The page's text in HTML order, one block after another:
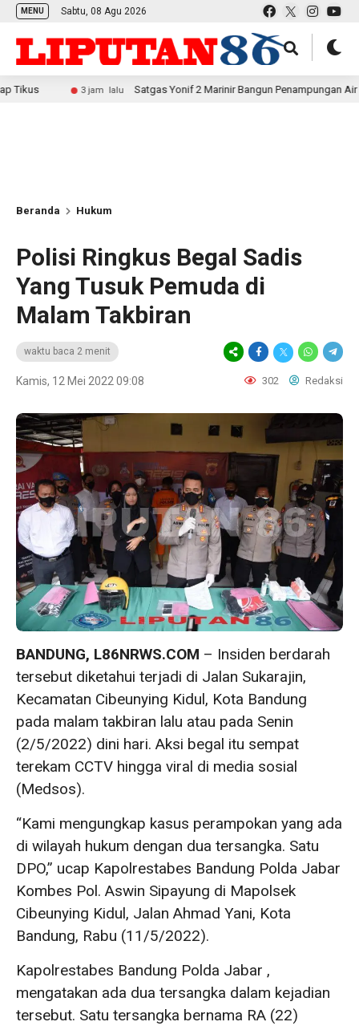
MENU Sabtu, 08 Agu 2026
3 jam lalu Satgas Yonif 2 Marinir Bangun Penampungan Air Bersama
Beranda Hukum
Polisi Ringkus Begal Sadis
Yang Tusuk Pemuda di
Malam Takbiran
waktu baca 2 menit
Kamis, 12 Mei 2022 09:08 302 Redaksi
BANDUNG, L86NRWS.COM – Insiden berdarah
tersebut diketahui terjadi di Jalan Sukarajin,
Kecamatan Cibeunying Kidul, Kota Bandung
pada malam takbiran lalu atau pada Senin
(2/5/2022) dini hari. Aksi begal itu sempat
terekam CCTV hingga viral di media sosial
(Medsos).
“Kami mengungkap kasus perampokan yang ada
di wilayah hukum dengan dua tersangka. Satu
DPO,” ucap Kapolrestabes Bandung Polda Jabar
Kombes Pol. Aswin Sipayung di Mapolsek
Cibeunying Kidul, Jalan Ahmad Yani, Kota
Bandung, Rabu (11/5/2022).
Kapolrestabes Bandung Polda Jabar ,
mengatakan ada dua tersangka dalam kejadian
tersebut. Satu tersangka bernama RA (22)